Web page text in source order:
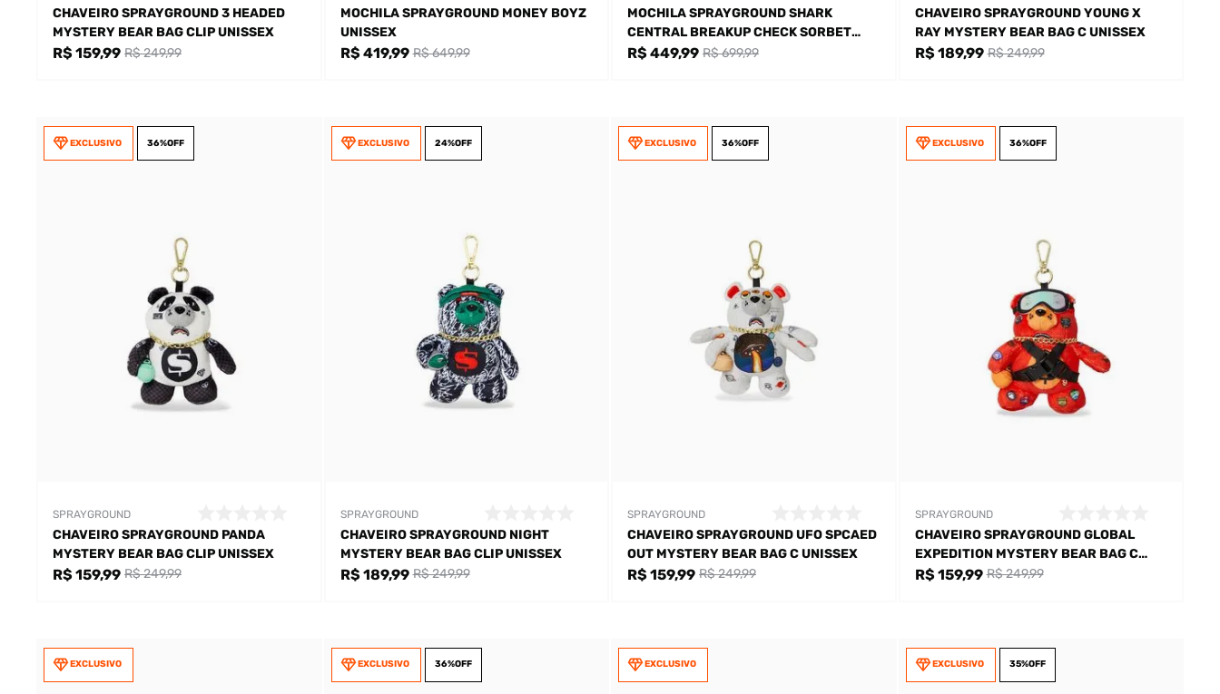
CHAVEIRO SPRAYGROUND 3 HEADED
MYSTERY BEAR BAG CLIP UNISSEX
R$ 159,99 R$ 249,99
MOCHILA SPRAYGROUND MONEY BOYZ
UNISSEX
R$ 419,99 R$ 649,99
MOCHILA SPRAYGROUND SHARK
CENTRAL BREAKUP CHECK SORBET
UNISSEX
R$ 449,99 R$ 699,99
CHAVEIRO SPRAYGROUND YOUNG X
RAY MYSTERY BEAR BAG C UNISSEX
R$ 189,99 R$ 249,99
EXCLUSIVO 36%OFF
SPRAYGROUND
CHAVEIRO SPRAYGROUND PANDA
MYSTERY BEAR BAG CLIP UNISSEX
R$ 159,99 R$ 249,99
EXCLUSIVO 24%OFF
SPRAYGROUND
CHAVEIRO SPRAYGROUND NIGHT
MYSTERY BEAR BAG CLIP UNISSEX
R$ 189,99 R$ 249,99
EXCLUSIVO 36%OFF
SPRAYGROUND
CHAVEIRO SPRAYGROUND UFO SPCAED
OUT MYSTERY BEAR BAG C UNISSEX
R$ 159,99 R$ 249,99
EXCLUSIVO 36%OFF
SPRAYGROUND
CHAVEIRO SPRAYGROUND GLOBAL
EXPEDITION MYSTERY BEAR BAG C
UNISSEX
R$ 159,99 R$ 249,99
EXCLUSIVO EXCLUSIVO 36%OFF EXCLUSIVO EXCLUSIVO 35%OFF